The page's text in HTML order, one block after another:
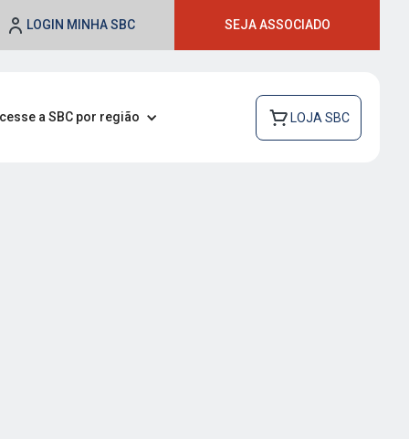
LOGIN MINHA SBC SEJA ASSOCIADO
a SBC por região LOJA SBC